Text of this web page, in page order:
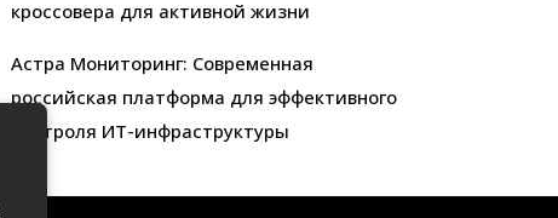
кроссовера для активной жизни
Астра Мониторинг: Современная
российская платформа для эффективного
контроля ИТ-инфраструктуры